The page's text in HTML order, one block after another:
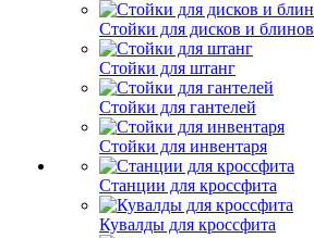
Стойки для дисков и блинов
Стойки для штанг
Стойки для гантелей
Стойки для инвентаря
Станции для кроссфита
Кувалды для кроссфита